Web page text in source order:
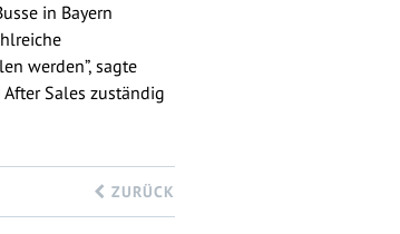
in Bayern
werden”, sagte
Sales zuständig
ZURÜCK